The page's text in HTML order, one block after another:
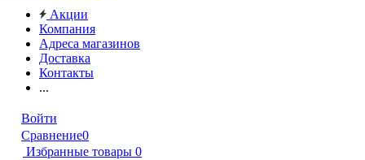
Акции
Компания
Адреса магазинов
Доставка
Контакты
...
Войти
Сравнение0
Избранные товары 0